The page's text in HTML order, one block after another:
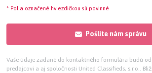
* Polia označené hviezdičkou sú povinné
Pošlite nám správu
Vaše údaje zadané do kontaktného formulára budú
predajcovi a aj spoločnosti United Classifieds, s.r.o..